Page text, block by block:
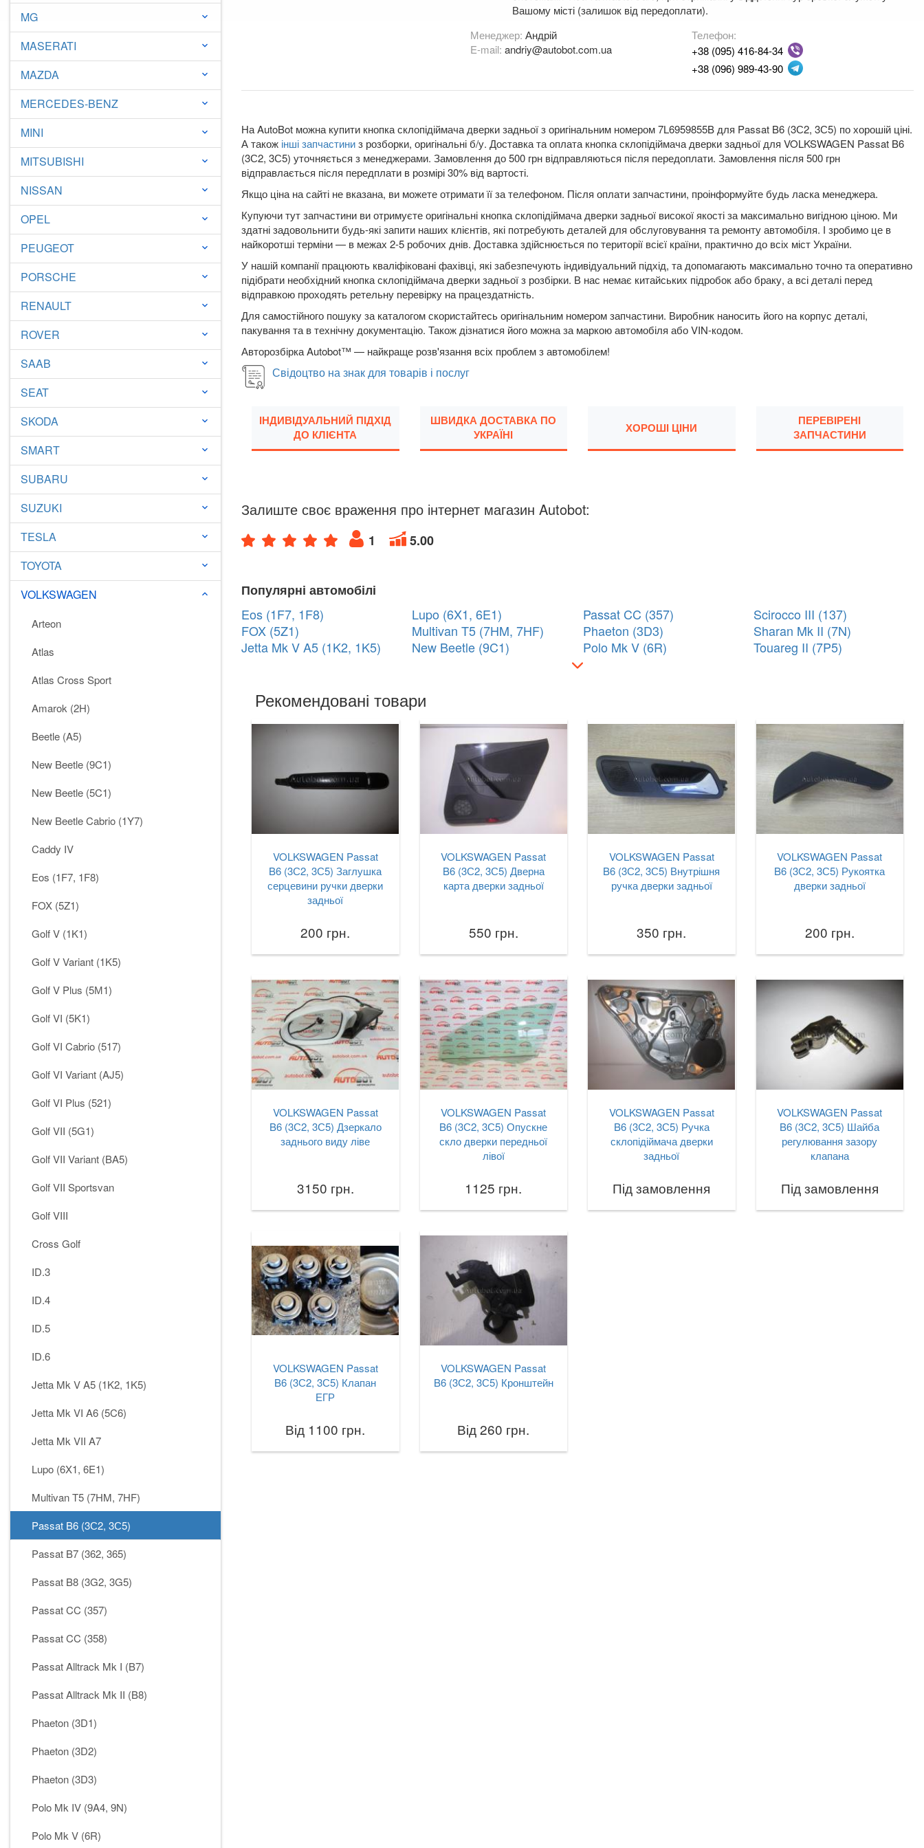
MG keyboard_arrow_down
MASERATI keyboard_arrow_down
MAZDA keyboard_arrow_down
MERCEDES-BENZ keyboard_arrow_down
MINI keyboard_arrow_down
MITSUBISHI keyboard_arrow_down
NISSAN keyboard_arrow_down
OPEL keyboard_arrow_down
PEUGEOT keyboard_arrow_down
PORSCHE keyboard_arrow_down
RENAULT keyboard_arrow_down
ROVER keyboard_arrow_down
SAAB keyboard_arrow_down
SEAT keyboard_arrow_down
SKODA keyboard_arrow_down
SMART keyboard_arrow_down
SUBARU keyboard_arrow_down
SUZUKI keyboard_arrow_down
TESLA keyboard_arrow_down
TOYOTA keyboard_arrow_down
VOLKSWAGEN keyboard_arrow_down
Arteon
Atlas
Atlas Cross Sport
Amarok (2H)
Beetle (A5)
New Beetle (9C1)
New Beetle (5C1)
New Beetle Cabrio (1Y7)
Caddy IV
Eos (1F7, 1F8)
FOX (5Z1)
Golf V (1K1)
Golf V Variant (1K5)
Golf V Plus (5М1)
Golf VI (5K1)
Golf VI Cabrio (517)
Golf VI Variant (AJ5)
Golf VI Plus (521)
Golf VII (5G1)
Golf VII Variant (BA5)
Golf VII Sportsvan
Golf VIII
Cross Golf
ID.3
ID.4
ID.5
ID.6
Jetta Mk V A5 (1K2, 1K5)
Jetta Mk VI A6 (5C6)
Jetta Mk VII A7
Lupo (6X1, 6E1)
Multivan T5 (7HM, 7HF)
Passat B6 (3С2, 3С5)
Passat B7 (362, 365)
Passat B8 (3G2, 3G5)
Passat CC (357)
Passat CC (358)
Passat Alltrack Mk I (B7)
Passat Alltrack Mk II (B8)
Phaeton (3D1)
Phaeton (3D2)
Phaeton (3D3)
Polo Mk IV (9A4, 9N)
Polo Mk V (6R)
Вашому місті (залишок від передоплати).
Менеджер: Андрій
E-mail: andriy@autobot.com.ua
Телефон:
+38 (095) 416-84-34
+38 (096) 989-43-90
На AutoBot можна купити кнопка склопідіймача дверки задньої з оригінальним номером 7L6959855B для Passat B6 (3С2, 3С5) по хорошій ціні.
А також інші запчастиниз розборки, оригінальні б/у. Доставка та оплата кнопка склопідіймача дверки задньої для VOLKSWAGEN Passat B6
(3С2, 3С5) уточняється з менеджерами. Замовлення до 500 грн відправляються після передоплати. Замовлення після 500 грн
відправлається після передплати в розмірі 30% від вартості.
Якщо ціна на сайті не вказана, ви можете отримати її за телефоном. Після оплати запчастини, проінформуйте будь ласка менеджера.
Купуючи тут запчастини ви отримуєте оригінальні кнопка склопідіймача дверки задньої високої якості за максимально вигідною ціною. Ми
здатні задовольнити будь-які запити наших клієнтів, які потребують деталей для обслуговування та ремонту автомобіля. І зробимо це в
найкоротші терміни — в межах 2-5 робочих днів. Доставка здійснюється по території всієї країни, практично до всіх міст України.
У нашій компанії працюють кваліфіковані фахівці, які забезпечують індивідуальний підхід, та допомагають максимально точно та оперативно
підібрати необхідний кнопка склопідіймача дверки задньої з розбірки. В нас немає китайських підробок або браку, а всі деталі перед
відправкою проходять ретельну перевірку на працездатність.
Для самостійного пошуку за каталогом скористайтесь оригінальним номером запчастини. Виробник наносить його на корпус деталі,
пакування та в технічну документацію. Також дізнатися його можна за маркою автомобіля або VIN-кодом.
Авторозбірка Autobot™ — найкраще розв'язання всіх проблем з автомобілем!
Свідоцтво на знак для товарів і послуг
ІНДИВІДУАЛЬНИЙ ПІДХІД
ДО КЛІЄНТА
ШВИДКА ДОСТАВКА ПО
УКРАЇНІ
ХОРОШІ ЦІНИ
ПЕРЕВІРЕНІ
ЗАПЧАСТИНИ
Залиште своє враження про інтернет магазин Autobot:
1 5.00
Популярні автомобілі
Eos (1F7, 1F8)
FOX (5Z1)
Jetta Mk V A5 (1K2, 1K5)
Lupo (6X1, 6E1)
Multivan T5 (7HM, 7HF)
New Beetle (9C1)
Passat CC (357)
Phaeton (3D3)
Polo Mk V (6R)
Scirocco III (137)
Sharan Mk II (7N)
Touareg II (7P5)
Рекомендовані товари
VOLKSWAGEN Passat
B6 (3С2, 3С5) Заглушка
серцевини ручки дверки
задньої
200 грн.
VOLKSWAGEN Passat
B6 (3С2, 3С5) Дверна
карта дверки задньої
550 грн.
VOLKSWAGEN Passat
B6 (3С2, 3С5) Внутрішня
ручка дверки задньої
350 грн.
VOLKSWAGEN Passat
B6 (3С2, 3С5) Рукоятка
дверки задньої
200 грн.
VOLKSWAGEN Passat
B6 (3С2, 3С5) Дзеркало
заднього виду ліве
3150 грн.
VOLKSWAGEN Passat
B6 (3С2, 3С5) Опускне
скло дверки передньої
лівої
1125 грн.
VOLKSWAGEN Passat
B6 (3С2, 3С5) Ручка
склопідіймача дверки
задньої
Під замовлення
VOLKSWAGEN Passat
B6 (3С2, 3С5) Шайба
регулювання зазору
клапана
Під замовлення
VOLKSWAGEN Passat
B6 (3С2, 3С5) Клапан
ЕГР
Від 1100 грн.
VOLKSWAGEN Passat
B6 (3С2, 3С5) Кронштейн
Від 260 грн.